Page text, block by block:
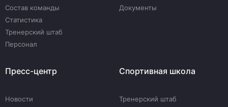
Состав команды
Статистика
Тренерский штаб
Персонал
Документы
Пресс-центр
Новости
Спортивная школа
Тренерский штаб